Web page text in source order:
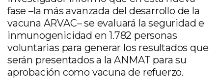
fase –la más avanzada del desarrollo de la
vacuna ARVAC– se evaluará la seguridad e
inmunogenicidad en 1.782 personas
voluntarias para generar los resultados que
serán presentados a la ANMAT para su
aprobación como vacuna de refuerzo.